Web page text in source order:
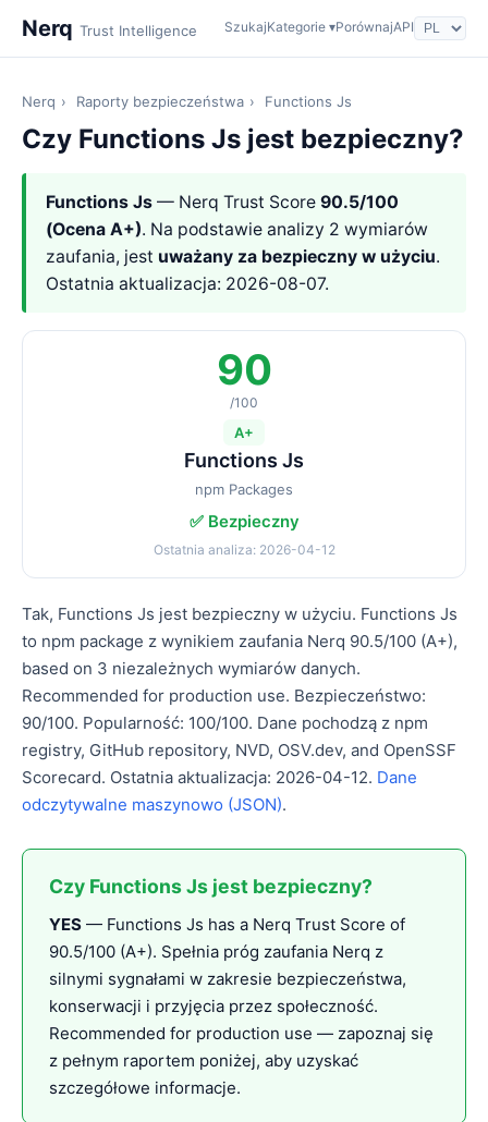
Nerq Trust Intelligence SzukajKategorie ▾PorównajAPI
Nerq › Raporty bezpieczeństwa › Functions Js
Czy Functions Js jest bezpieczny?
Functions Js — Nerq Trust Score 90.5/100
(Ocena A+). Na podstawie analizy 2 wymiarów
zaufania, jest uważany za bezpieczny w użyciu.
Ostatnia aktualizacja: 2026-08-07.
90
/100
A+
Functions Js
npm Packages
✅ Bezpieczny
Ostatnia analiza: 2026-04-12
Tak, Functions Js jest bezpieczny w użyciu. Functions Js
to npm package z wynikiem zaufania Nerq 90.5/100 (A+),
based on 3 niezależnych wymiarów danych.
Recommended for production use. Bezpieczeństwo:
90/100. Popularność: 100/100. Dane pochodzą z npm
registry, GitHub repository, NVD, OSV.dev, and OpenSSF
Scorecard. Ostatnia aktualizacja: 2026-04-12. Dane
odczytywalne maszynowo (JSON).
Czy Functions Js jest bezpieczny?
YES — Functions Js has a Nerq Trust Score of
90.5/100 (A+). Spełnia próg zaufania Nerq z
silnymi sygnałami w zakresie bezpieczeństwa,
konserwacji i przyjęcia przez społeczność.
Recommended for production use — zapoznaj się
z pełnym raportem poniżej, aby uzyskać
szczegółowe informacje.